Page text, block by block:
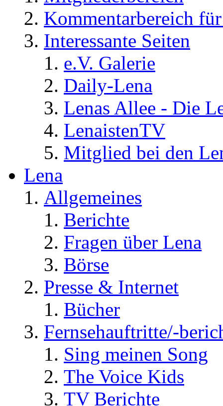
Kommentarbereich
Interessante Seiten
e.V. Galerie
Daily-Lena
Lenas Allee - Die
LenaistenTV
Mitglied bei den
Lena
Allgemeines
Berichte
Fragen über Lena
Börse
Presse & Internet
Bücher
Fernsehauftritte/-
Sing meinen Song
The Voice Kids
TV Berichte